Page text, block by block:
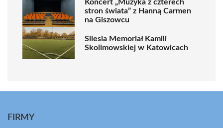
Koncert „Muzyka z czterech
stron świata” z Hanną Carmen
na Giszowcu
Silesia Memoriał Kamili
Skolimowskiej w Katowicach
FIRMY